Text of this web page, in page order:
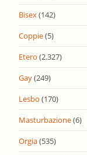
Bisex(142)
Coppie(5)
Etero (2.327)
Gay(249)
Lesbo (170)
Masturbazione(6)
Orgia(535)